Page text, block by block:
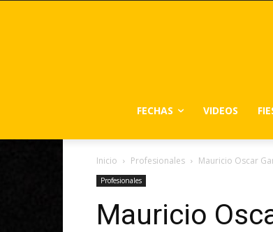
FECHAS VIDEOS
Inicio Profesionales Mauricio Oscar
Profesionales
Mauricio